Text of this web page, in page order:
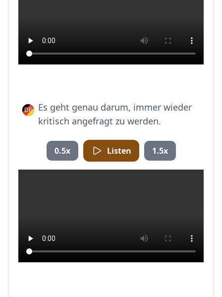
Es geht genau darum, immer wieder
kritisch angefragt zu werden.
0.5x Listen 1.5x